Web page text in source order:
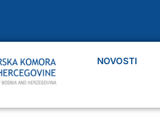
NOVOSTI